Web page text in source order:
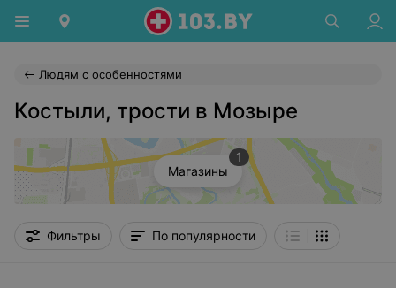
Людям с особенностями
Костыли, трости в Мозыре
Магазины
1
Фильтры По популярности